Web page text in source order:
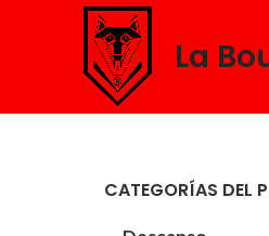
La
CATEGORÍAS DEL